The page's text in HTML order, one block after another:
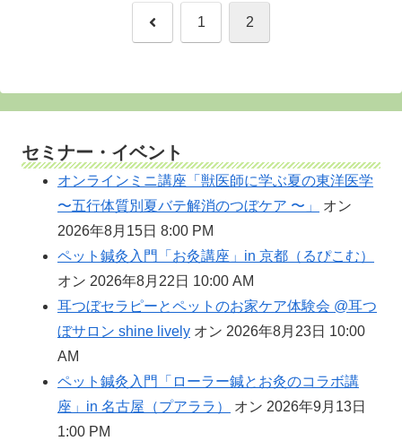
前 1 2
セミナー・イベント
オンラインミニ講座「獣医師に学ぶ夏の東洋医学
〜五行体質別夏バテ解消のつぼケア 〜」
オン
2026年8月15日 8:00 PM
ペット鍼灸入門「お灸講座」in 京都（るぴこむ）
オン 2026年8月22日 10:00 AM
耳つぼセラピーとペットのお家ケア体験会 @耳つ
ぼサロン shine lively オン 2026年8月23日 10:00
AM
ペット鍼灸入門「ローラー鍼とお灸のコラボ講
座」in 名古屋（プアララ）
オン 2026年9月13日
1:00 PM